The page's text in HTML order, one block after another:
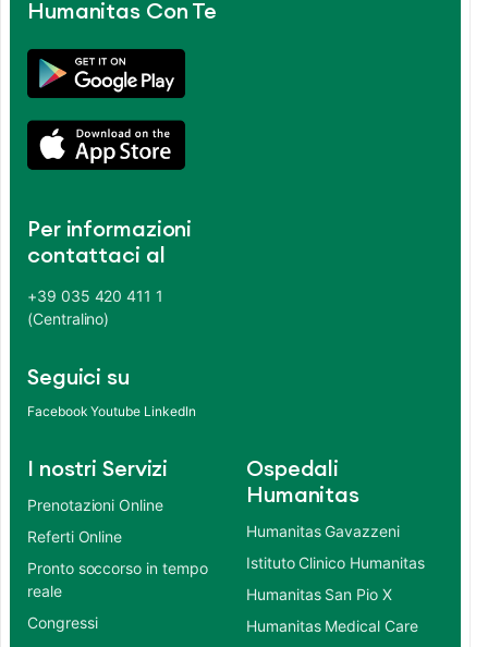
Humanitas Con Te
Per informazioni
contattaci al
+39 035 420 411 1
(Centralino)
Seguici su
Facebook Youtube LinkedIn
I nostri Servizi
Prenotazioni Online
Referti Online
Pronto soccorso in tempo
reale
Congressi
Ospedali
Humanitas
Humanitas Gavazzeni
Istituto Clinico Humanitas
Humanitas San Pio X
Humanitas Medical Care